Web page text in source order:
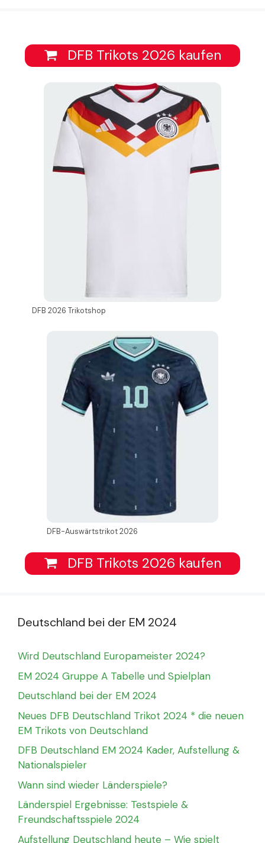
DFB Trikots 2026 kaufen
DFB 2026 Trikotshop
DFB-Auswärtstrikot 2026
DFB Trikots 2026 kaufen
Deutschland bei der EM 2024
Wird Deutschland Europameister 2024?
EM 2024 Gruppe A Tabelle und Spielplan
Deutschland bei der EM 2024
Neues DFB Deutschland Trikot 2024 * die neuen
EM Trikots von Deutschland
DFB Deutschland EM 2024 Kader, Aufstellung &
Nationalspieler
Wann sind wieder Länderspiele?
Länderspiel Ergebnisse: Testspiele &
Freundschaftsspiele 2024
Aufstellung Deutschland heute – Wie spielt